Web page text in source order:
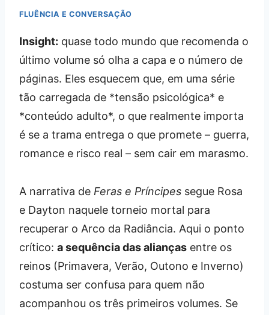
FLUÊNCIA E CONVERSAÇÃO
Insight: quase todo mundo que recomenda o
último volume só olha a capa e o número de
páginas. Eles esquecem que, em uma série
tão carregada de *tensão psicológica* e
*conteúdo adulto*, o que realmente importa
é se a trama entrega o que promete – guerra,
romance e risco real – sem cair em marasmo.
A narrativa de Feras e Príncipes segue Rosa
e Dayton naquele torneio mortal para
recuperar o Arco da Radiância. Aqui o ponto
crítico: a sequência das alianças entre os
reinos (Primavera, Verão, Outono e Inverno)
costuma ser confusa para quem não
acompanhou os três primeiros volumes. Se